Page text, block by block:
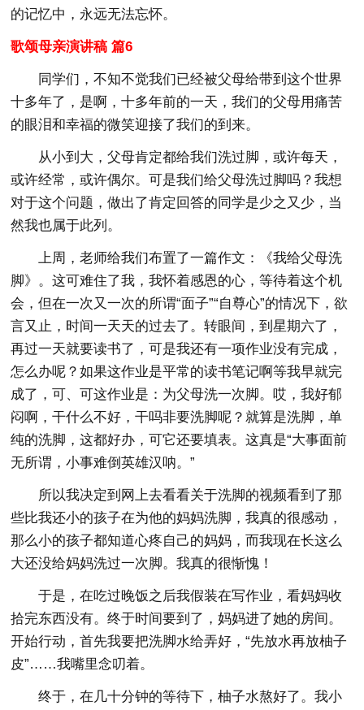
的记忆中，永远无法忘怀。
歌颂母亲演讲稿 篇6
同学们，不知不觉我们已经被父母给带到这个世界
十多年了，是啊，十多年前的一天，我们的父母用痛苦
的眼泪和幸福的微笑迎接了我们的到来。
从小到大，父母肯定都给我们洗过脚，或许每天，
或许经常，或许偶尔。可是我们给父母洗过脚吗？我想
对于这个问题，做出了肯定回答的同学是少之又少，当
然我也属于此列。
上周，老师给我们布置了一篇作文：《我给父母洗
脚》。这可难住了我，我怀着感恩的心，等待着这个机
会，但在一次又一次的所谓“面子”“自尊心”的情况下，欲
言又止，时间一天天的过去了。转眼间，到星期六了，
再过一天就要读书了，可是我还有一项作业没有完成，
怎么办呢？如果这作业是平常的读书笔记啊等我早就完
成了，可、可这作业是：为父母洗一次脚。哎，我好郁
闷啊，干什么不好，干吗非要洗脚呢？就算是洗脚，单
纯的洗脚，这都好办，可它还要填表。这真是“大事面前
无所谓，小事难倒英雄汉呐。”
所以我决定到网上去看看关于洗脚的视频看到了那
些比我还小的孩子在为他的妈妈洗脚，我真的很感动，
那么小的孩子都知道心疼自己的妈妈，而我现在长这么
大还没给妈妈洗过一次脚。我真的很惭愧！
于是，在吃过晚饭之后我假装在写作业，看妈妈收
拾完东西没有。终于时间要到了，妈妈进了她的房间。
开始行动，首先我要把洗脚水给弄好，“先放水再放柚子
皮”……我嘴里念叨着。
终于，在几十分钟的等待下，柚子水熬好了。我小